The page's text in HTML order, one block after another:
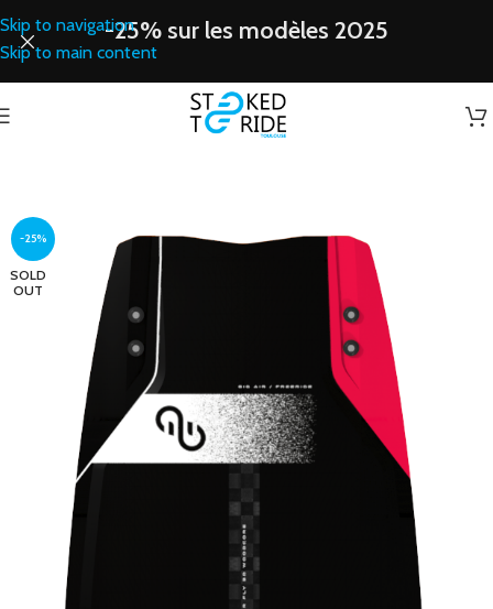
Skip to navigation
Skip to main content
-25% sur les modèles 2025
-25%
SOLD
OUT